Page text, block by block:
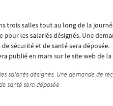
trois salles tout au long de la
les salariés désignés. Une
sécurité et de santé sera déposée.
publié en mars sur le site web de la
salariés désignés. Une demande de
santé sera déposée